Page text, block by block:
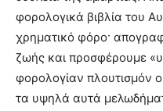
φορολογικά βιβλία του
χρηματικό φόρο·
ζωής και προσφέρουμε
φορολογίαν πλουτισμόν
τα υψηλά αυτά